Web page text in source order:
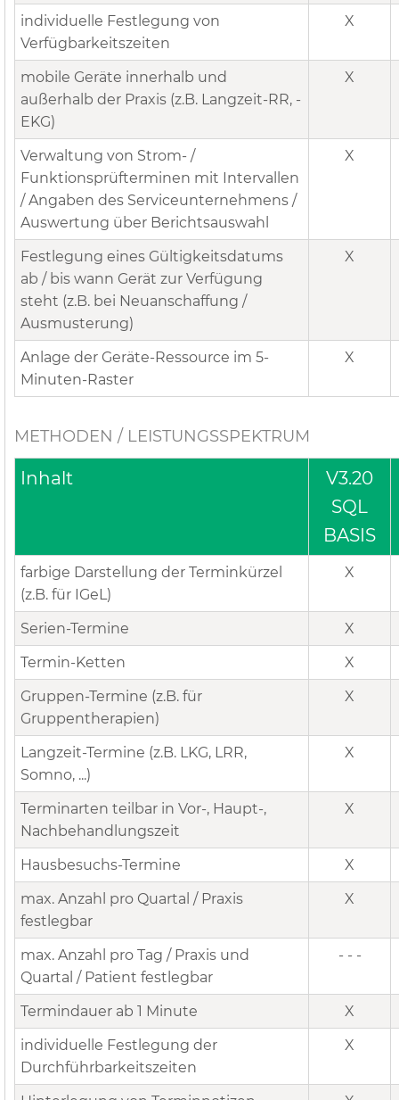
individuelle Festlegung von
Verfügbarkeitszeiten
X
mobile Geräte innerhalb und
außerhalb der Praxis (z.B. Langzeit-RR, -
EKG)
X
Verwaltung von Strom- /
Funktionsprüfterminen mit Intervallen
/ Angaben des Serviceunternehmens /
Auswertung über Berichtsauswahl
X
Festlegung eines Gültigkeitsdatums
ab / bis wann Gerät zur Verfügung
steht (z.B. bei Neuanschaffung /
Ausmusterung)
X
Anlage der Geräte-Ressource im 5-
Minuten-Raster
X
METHODEN / LEISTUNGSSPEKTRUM
Inhalt
V3.20
SQL
BASIS
farbige Darstellung der Terminkürzel
(z.B. für IGeL)
X
Serien-Termine
X
Termin-Ketten
X
Gruppen-Termine (z.B. für
Gruppentherapien)
X
Langzeit-Termine (z.B. LKG, LRR,
Somno, ...)
X
Terminarten teilbar in Vor-, Haupt-,
Nachbehandlungszeit
X
Hausbesuchs-Termine
X
max. Anzahl pro Quartal / Praxis
festlegbar
X
max. Anzahl pro Tag / Praxis und
Quartal / Patient festlegbar
- - -
Termindauer ab 1 Minute
X
individuelle Festlegung der
Durchführbarkeitszeiten
X